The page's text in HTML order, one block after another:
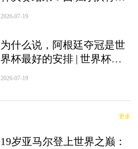
2026-07-19
为什么说，阿根廷夺冠是世
界杯最好的安排 | 世界杯决
赛前瞻
2026-07-19
更多
19岁亚马尔登上世界之巅：